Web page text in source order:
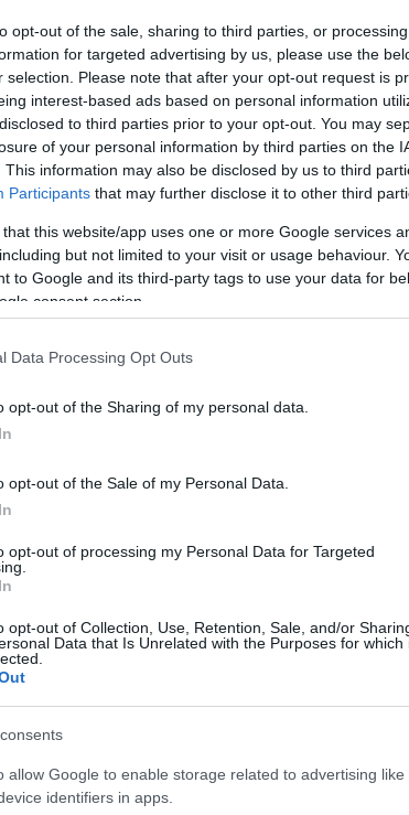
opt-out of the sale, sharing to third parties, or
for targeted advertising by us, please use the
selection. Please note that after your opt-out request is
interest-based ads based on personal information
to third parties prior to your opt-out. You may
of your personal information by third parties on the
This information may also be disclosed by us to third
Participants that may further disclose it to other third
that this website/app uses one or more Google services
but not limited to your visit or usage behaviour.
to Google and its third-party tags to use your data for
consent section.
Data Processing Opt Outs
opt-out of the Sharing of my personal data.
opt-out of the Sale of my Personal Data.
opt-out of processing my Personal Data for Targeted
opt-out of Collection, Use, Retention, Sale, and/or
Data that Is Unrelated with the Purposes for which
allow Google to enable storage related to advertising like
identifiers in apps.
λειτουργούν μόνο 100
υπουργείου Υγείας για τον πρώτο χρόνο
να έχουν, έχουν κάνει συμβάσεις […]